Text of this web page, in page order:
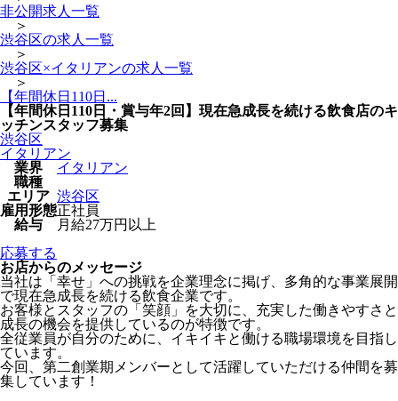
非公開求人一覧
＞
渋谷区の求人一覧
＞
渋谷区×イタリアンの求人一覧
＞
【年間休日110日...
【年間休日110日・賞与年2回】現在急成長を続ける飲食店のキ
ッチンスタッフ募集
渋谷区
イタリアン
業界
イタリアン
職種
エリア 渋谷区
雇用形態正社員
給与
月給27万円以上
応募する
お店からのメッセージ
当社は「幸せ」への挑戦を企業理念に掲げ、多角的な事業展開
で現在急成長を続ける飲食企業です。
お客様とスタッフの「笑顔」を大切に、充実した働きやすさと
成長の機会を提供しているのが特徴です。
全従業員が自分のために、イキイキと働ける職場環境を目指し
ています。
今回、第二創業期メンバーとして活躍していただける仲間を募
集しています！